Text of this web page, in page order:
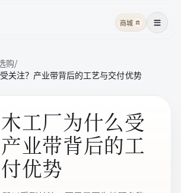
商城 商 菜单
购/
关注？产业带背后的工艺与交付优势
工厂为什么受
业带背后的工
优势